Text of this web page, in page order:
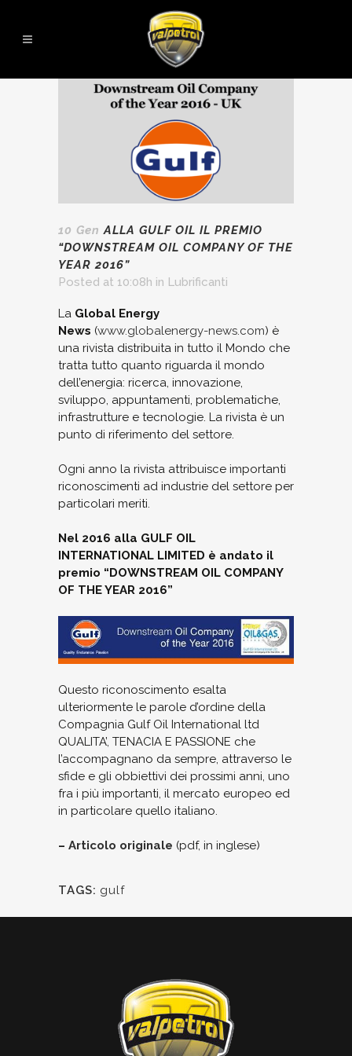
10 Gen ALLA GULF OIL IL PREMIO
“DOWNSTREAM OIL COMPANY OF THE
YEAR 2016”
Posted at 10:08h in Lubrificanti
La Global Energy
News (www.globalenergy-news.com) è
una rivista distribuita in tutto il Mondo che
tratta tutto quanto riguarda il mondo
dell’energia: ricerca, innovazione,
sviluppo, appuntamenti, problematiche,
infrastrutture e tecnologie. La rivista è un
punto di riferimento del settore.
Ogni anno la rivista attribuisce importanti
riconoscimenti ad industrie del settore per
particolari meriti.
Nel 2016 alla GULF OIL
INTERNATIONAL LIMITED è andato il
premio “DOWNSTREAM OIL COMPANY
OF THE YEAR 2016”
Questo riconoscimento esalta
ulteriormente le parole d’ordine della
Compagnia Gulf Oil International ltd
QUALITA’, TENACIA E PASSIONE che
l’accompagnano da sempre, attraverso le
sfide e gli obbiettivi dei prossimi anni, uno
fra i più importanti, il mercato europeo ed
in particolare quello italiano.
– Articolo originale (pdf, in inglese)
TAGS: gulf